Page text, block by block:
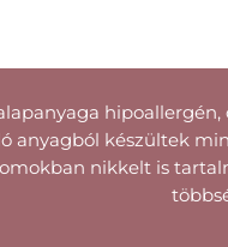
anyagból készültek
nikkelt is